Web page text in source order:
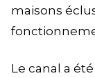
maisons
Le canal a